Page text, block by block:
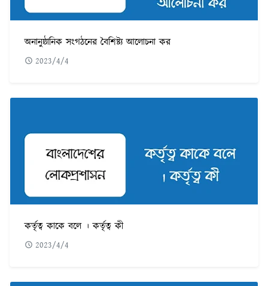
অনানুষ্ঠানিক সংগঠনের বৈশিষ্ট্য আলোচনা কর
2023/4/4
কর্তৃত্ব কাকে বলে । কর্তৃত্ব কী
2023/4/4